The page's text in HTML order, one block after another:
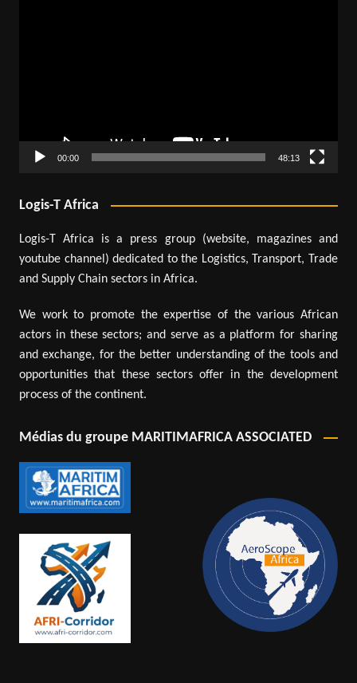
00:00 48:13
Logis-T Africa
Logis-T Africa is a press group (website, magazines and
youtube channel) dedicated to the Logistics, Transport, Trade
and Supply Chain sectors in Africa.
We work to promote the expertise of the various African
actors in these sectors; and serve as a platform for sharing
and exchange, for the better understanding of the tools and
opportunities that these sectors offer in the development
process of the continent.
Médias du groupe MARITIMAFRICA ASSOCIATED